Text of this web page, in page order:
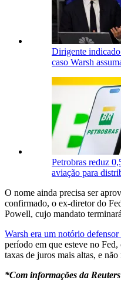
Dirigente
caso Warsh
Petrobras reduz
aviação para
O nome ainda precisa ser
confirmado, o ex-diretor do
Powell, cujo mandato
Warsh era um notório
período em que esteve no
taxas de juros mais altas, e
*Com informações da Reuters